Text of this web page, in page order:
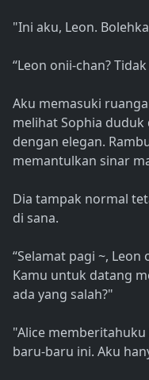
"Ini aku, Leon.
“Leon onii-chan?
Aku memasuki
melihat Sophia
dengan elegan.
memantulkan sinar
Dia tampak normal
di sana.
“Selamat pagi ~,
Kamu untuk datang
ada yang salah?"
"Alice
baru-baru ini. Aku